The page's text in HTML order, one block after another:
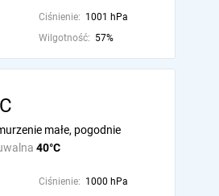
Ciśnienie: 1001 hPa
Wilgotność: 57%
40°C
małe, pogodnie
Ciśnienie: 1000 hPa